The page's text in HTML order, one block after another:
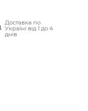
Доставка по
Україні від 1 до 4
днів